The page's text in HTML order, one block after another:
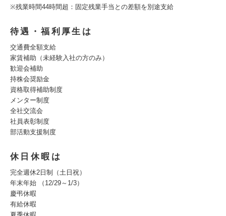
※残業時間44時間超：固定残業手当との差額を別途支給
待遇・福利厚生は
交通費全額支給
家賃補助（未経験入社の方のみ）
歓迎会補助
持株会奨励金
資格取得補助制度
メンター制度
全社交流会
社員表彰制度
部活動支援制度
休日休暇は
完全週休2日制（土日祝）
年末年始 （12/29～1/3）
慶弔休暇
有給休暇